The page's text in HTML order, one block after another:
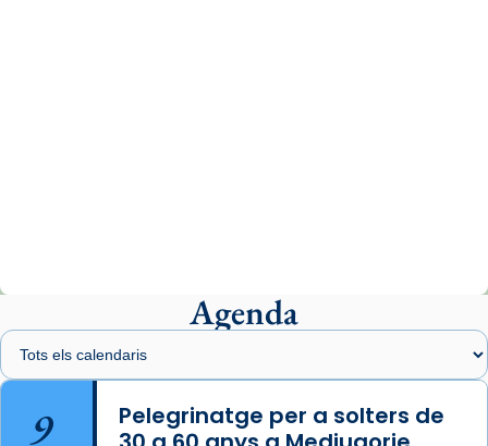
presidit aquest 27 de juliol la missa de Les
Santes de Mataró.
🔗
📸 J. Merino
Agenda
9
Pelegrinatge per a solters de